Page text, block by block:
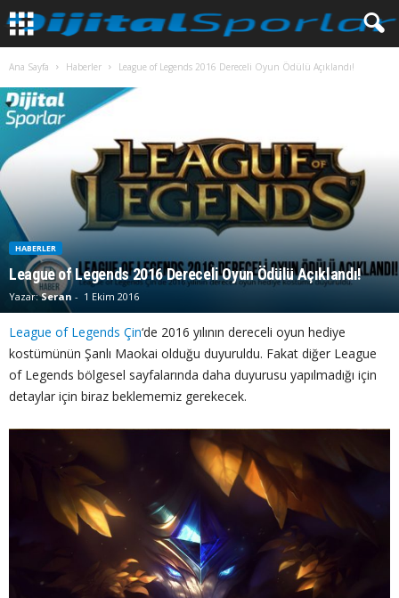
Ana Sayfa Haberler League of Legends 2016 Dereceli Oyun Ödülü Açıklandı!
HABERLER
League of Legends 2016 Dereceli Oyun Ödülü Açıklandı!
Yazar: Seran - 1 Ekim 2016
League of Legends Çin‘de 2016 yılının dereceli oyun hediye
kostümünün Şanlı Maokai olduğu duyuruldu. Fakat diğer League
of Legends bölgesel sayfalarında daha duyurusu yapılmadığı için
detaylar için biraz beklememiz gerekecek.